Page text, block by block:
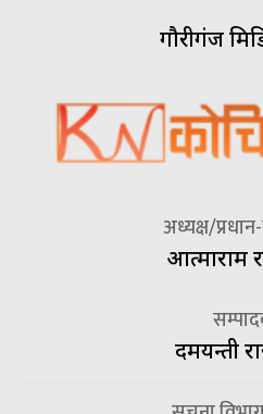
गौरीगंज
अध्यक्ष/
आत्माराम
दमयन्ती